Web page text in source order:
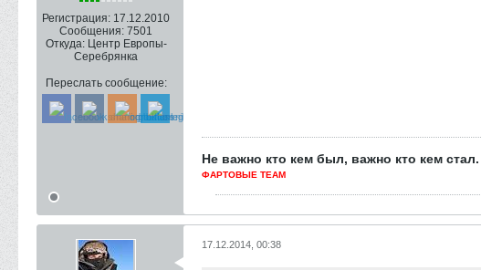
Регистрация: 17.12.2010
Сообщения: 7501
Откуда: Центр Европы-
Серебрянка
Переслать сообщение:
Не важно кто кем был, важно кто кем стал.
ФАРТОВЫЕ TEAM
17.12.2014, 00:38